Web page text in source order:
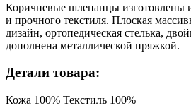
Коричневые шлепанцы изготовлены
и прочного текстиля. Плоская
дизайн, ортопедическая стелька,
дополнена металлической пряжкой.
Детали товара:
Кожа 100% Текстиль 100%